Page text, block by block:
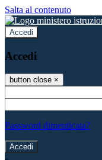
Salta al contenuto
Accedi
Accedi
button close ×
Password dimenticata?